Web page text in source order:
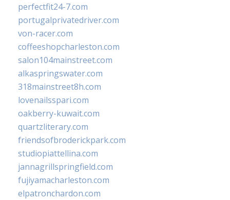
perfectfit24-7.com
portugalprivatedriver.com
von-racer.com
coffeeshopcharleston.com
salon104mainstreet.com
alkaspringswater.com
318mainstreet8h.com
lovenailsspari.com
oakberry-kuwait.com
quartzliterary.com
friendsofbroderickpark.com
studiopiattellina.com
jannagrillspringfield.com
fujiyamacharleston.com
elpatronchardon.com